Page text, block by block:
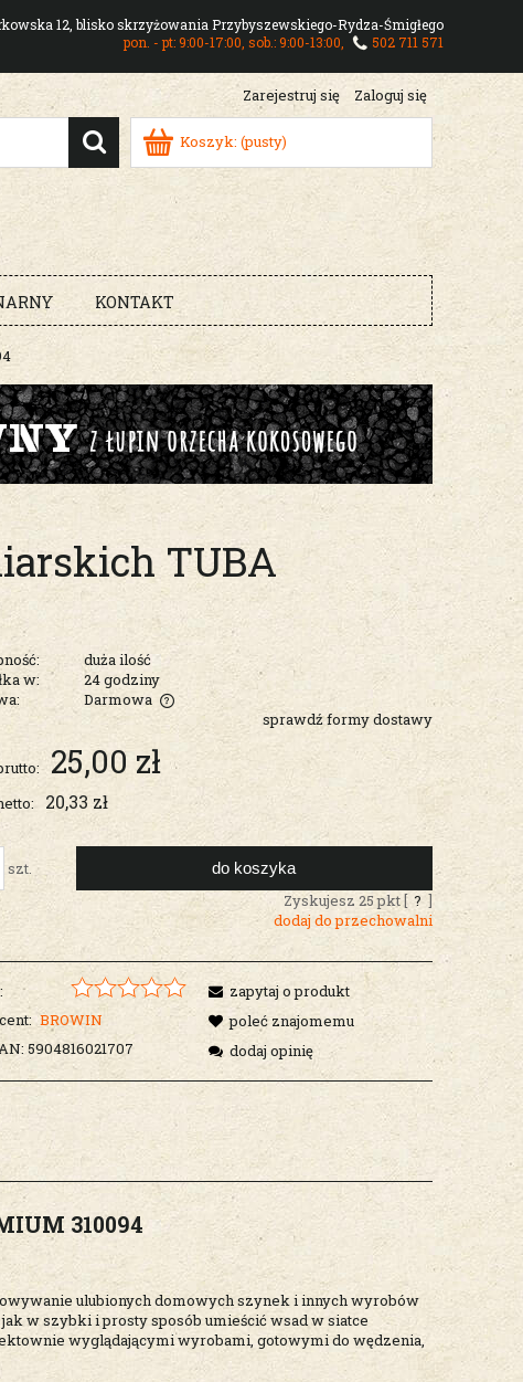
12, blisko skrzyżowania Przybyszewskiego-Rydza-Śmigłego
pon. - pt: 9:00-17:00, sob.: 9:00-13:00,
502 711 571
Zarejestruj się Zaloguj się
Koszyk: (pusty)
KONTAKT
TUBA
duża ilość
w:
24 godziny
Darmowa
ewentualnych
sprawdź formy dostawy
25,00 zł
20,33 zł
szt. do koszyka
Zyskujesz 25pkt [ ? ]
dodaj do przechowalni
BROWIN
5904816021707
zapytaj o produkt
poleć znajomemu
dodaj opinię
310094
ulubionych domowych szynek i innych wyrobów
w szybki i prosty sposób umieścić wsad w siatce
wyglądającymi wyrobami, gotowymi do wędzenia,